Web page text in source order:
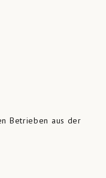
Betrieben aus der